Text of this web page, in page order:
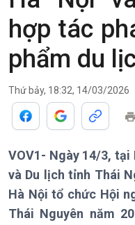
hợp tác
phẩm du
Thứ bảy, 18:32, 14/03/2026
VOV1- Ngày 14/3, tại
và Du lịch tỉnh Thái
Hà Nội tổ chức Hội
Thái Nguyên năm